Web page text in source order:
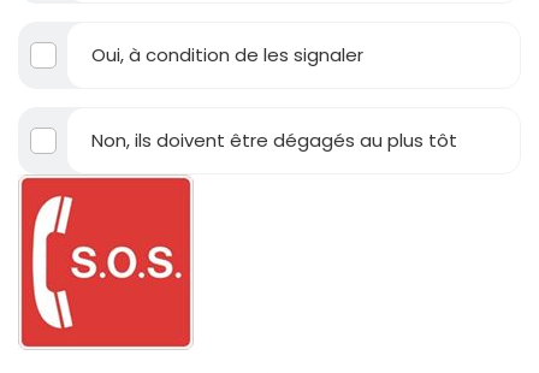
Oui, à condition de les signaler
Non, ils doivent être dégagés au plus tôt